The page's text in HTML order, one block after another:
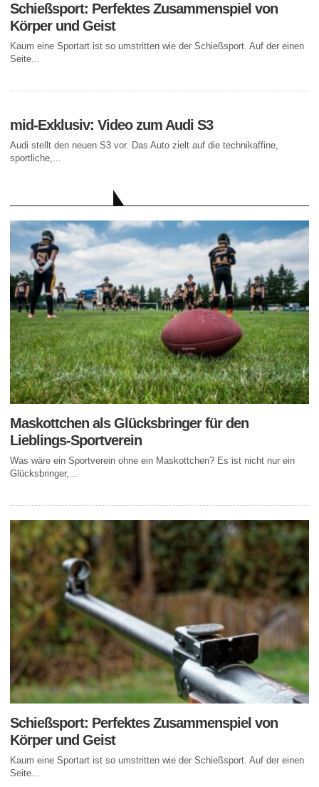
Schießsport: Perfektes Zusammenspiel von
Körper und Geist
Kaum eine Sportart ist so umstritten wie der Schießsport. Auf der einen
Seite...
mid-Exklusiv: Video zum Audi S3
Audi stellt den neuen S3 vor. Das Auto zielt auf die technikaffine,
sportliche,...
Maskottchen als Glücksbringer für den
Lieblings-Sportverein
Was wäre ein Sportverein ohne ein Maskottchen? Es ist nicht nur ein
Glücksbringer,...
Schießsport: Perfektes Zusammenspiel von
Körper und Geist
Kaum eine Sportart ist so umstritten wie der Schießsport. Auf der einen
Seite...